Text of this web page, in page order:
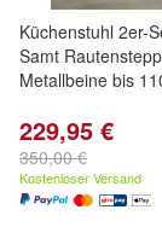
Küchenstuhl 2er-
Samt
Metallbeine bis
229,95 €
350,00 €
Kostenloser Versand